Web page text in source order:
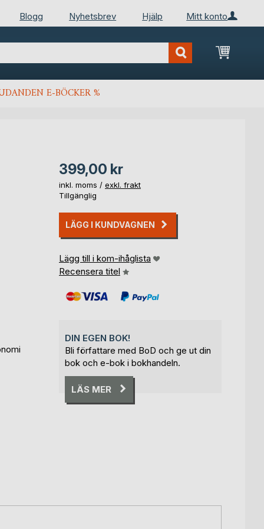
Mitt konto
Blogg Nyhetsbrev Hjälp
Min
E-BÖCKER %
399,00 kr
inkl. moms / exkl. frakt
Tillgänglig
LÄGG I KUNDVAGNEN
Lägg till i kom-ihåglista
Recensera titel
DIN EGEN BOK!
Bli författare med BoD och ge ut din
bok och e-bok i bokhandeln.
LÄS MER